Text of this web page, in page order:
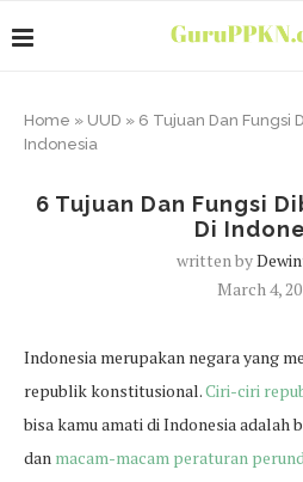
Home » UUD » 6 Tujuan Dan Fungsi
Indonesia
6 Tujuan Dan Fungsi
Di
written by
March 4,
Indonesia merupakan negara yang
republik konstitusional.Ciri-ciri
bisa kamu amati di Indonesia adalah
dan macam-macam peraturan